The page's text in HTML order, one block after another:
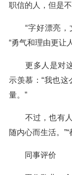
职信的人，但是
“字好漂亮，
“勇气和理由更让
更多人是对这
示羡慕：“我也这
量。”
不过，也有人
随内心而生活。
同事评价